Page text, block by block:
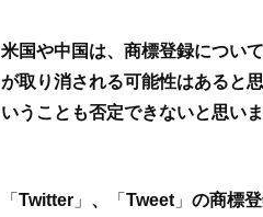
米国や中国は、商標登録につい
が取り消される可能性はあると
いうことも否定できないと思いま
「 Twitter 」 、 「 Tweet 」 の商標